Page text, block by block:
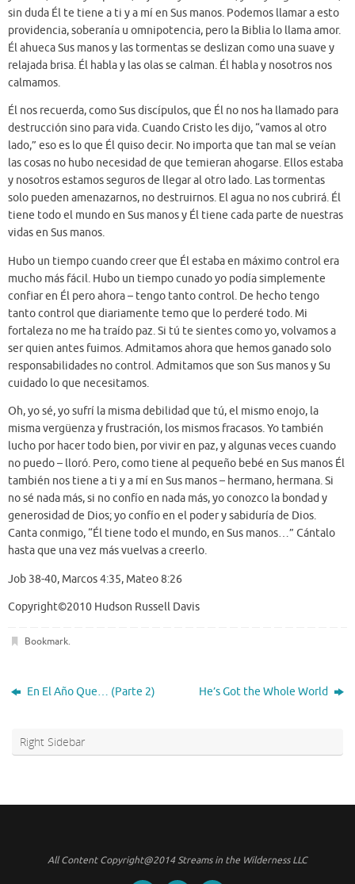
sin duda Él te tiene a ti y a mí en Sus manos. Podemos llamar a esto
providencia, soberanía u omnipotencia, pero la Biblia lo llama amor.
Él ahueca Sus manos y las tormentas se deslizan como una suave y
relajada brisa. Él habla y las olas se calman. Él habla y nosotros nos
calmamos.
Él nos recuerda, como Sus discípulos, que Él no nos ha llamado para
destrucción sino para vida. Cuando Cristo les dijo, “vamos al otro
lado,” eso es lo que Él quiso decir. No importa que tan mal se veían
las cosas no hubo necesidad de que temieran ahogarse. Ellos estaba
y nosotros estamos seguros de llegar al otro lado. Las tormentas
solo pueden amenazarnos, no destruirnos. El agua no nos cubrirá. Él
tiene todo el mundo en Sus manos y Él tiene cada parte de nuestras
vidas en Sus manos.
Hubo un tiempo cuando creer que Él estaba en máximo control era
mucho más fácil. Hubo un tiempo cunado yo podía simplemente
confiar en Él pero ahora – tengo tanto control. De hecho tengo
tanto control que diariamente temo que lo perderé todo. Mi
fortaleza no me ha traído paz. Si tú te sientes como yo, volvamos a
ser quien antes fuimos. Admitamos ahora que hemos ganado solo
responsabilidades no control. Admitamos que son Sus manos y Su
cuidado lo que necesitamos.
Oh, yo sé, yo sufrí la misma debilidad que tú, el mismo enojo, la
misma vergüenza y frustración, los mismos fracasos. Yo también
lucho por hacer todo bien, por vivir en paz, y algunas veces cuando
no puedo – lloró. Pero, como tiene al pequeño bebé en Sus manos Él
también nos tiene a ti y a mí en Sus manos – hermano, hermana. Si
no sé nada más, si no confío en nada más, yo conozco la bondad y
generosidad de Dios; yo confío en el poder y sabiduría de Dios.
Canta conmigo, “Él tiene todo el mundo, en Sus manos…” Cántalo
hasta que una vez más vuelvas a creerlo.
Job 38-40, Marcos 4:35, Mateo 8:26
Copyright©2010 Hudson Russell Davis
Bookmark.
En El Año Que… (Parte 2) He’s Got the Whole World
Right Sidebar
All Content Copyright@2014 Streams in the Wilderness LLC